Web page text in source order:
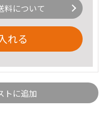
料について
れる
トに追加